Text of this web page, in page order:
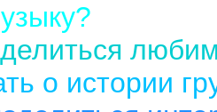
о истории